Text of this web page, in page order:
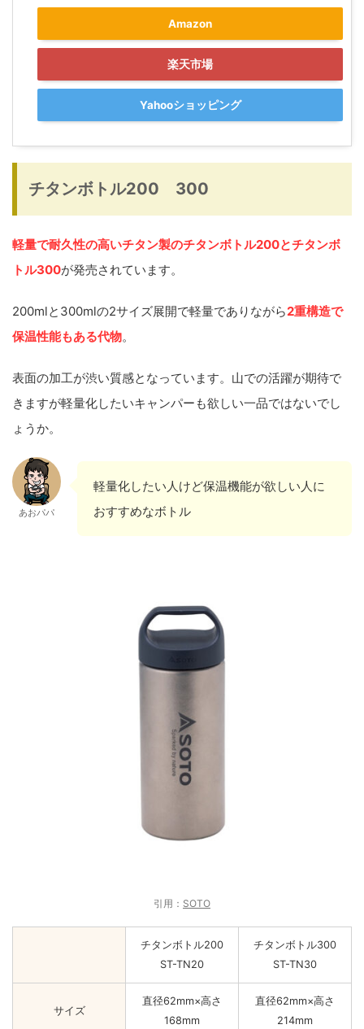
Amazon
楽天市場
Yahooショッピング
チタンボトル200 300
軽量で耐久性の高いチタン製のチタンボトル200とチタンボ
トル300が発売されています。
200mlと300mlの2サイズ展開で軽量でありながら2重構造で
保温性能もある代物。
表面の加工が渋い質感となっています。山での活躍が期待で
きますが軽量化したいキャンパーも欲しい一品ではないでし
ょうか。
あおパパ
軽量化したい人けど保温機能が欲しい人に
おすすめなボトル
引用： SOTO
チタンボトル200
ST-TN20
チタンボトル300
ST-TN30
サイズ
直径62mm×高さ
168mm
直径62mm×高さ
214mm